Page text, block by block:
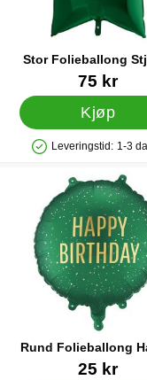
Stor Folieballong
Mørkegrønn
Varenummer 20799
75 kr
Kjøp
Produkttilgjengelighet:
Leveringstid: 1-3
Rund Folieballong
Birthday Mørkegrønn
Varenummer 90700
25 kr
Folieballong Happy